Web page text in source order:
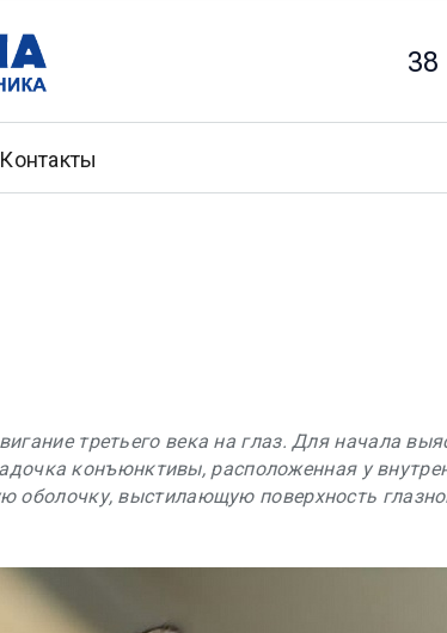
38
Контакты
третьего века на глаз. Для начала
конъюнктивы, расположенная у
оболочку, выстилающую поверхность